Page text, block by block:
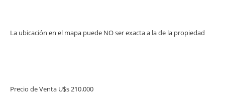
La ubicación en el mapa puede NO ser exacta a la de la propiedad
Precio de Venta U$s 210.000